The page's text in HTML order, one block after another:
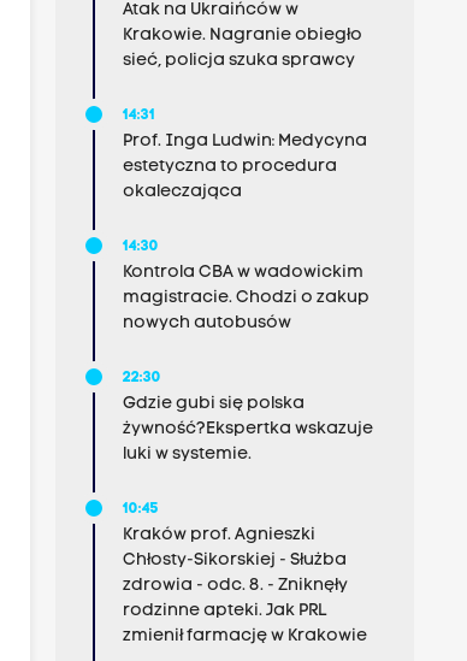
Atak na Ukraińców w
Krakowie. Nagranie obiegło
sieć, policja szuka sprawcy
14:31
Prof. Inga Ludwin: Medycyna
estetyczna to procedura
okaleczająca
14:30
Kontrola CBA w wadowickim
magistracie. Chodzi o zakup
nowych autobusów
22:30
Gdzie gubi się polska
żywność?Ekspertka wskazuje
luki w systemie.
10:45
Kraków prof. Agnieszki
Chłosty-Sikorskiej - Służba
zdrowia - odc. 8. - Zniknęły
rodzinne apteki. Jak PRL
zmienił farmację w Krakowie